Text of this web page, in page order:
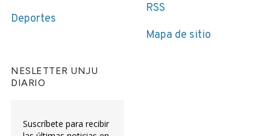
Deportes
RSS
Mapa de sitio
NESLETTER UNJU
DIARIO
Suscríbete para recibir